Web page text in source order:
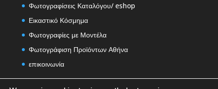
Φωτογραφίσεις Καταλόγου/ eshop
Εικαστικό Κόσμημα
Φωτογραφίες με Μοντέλα
Φωτογράφιση Προϊόντων Αθήνα
επικοινωνία